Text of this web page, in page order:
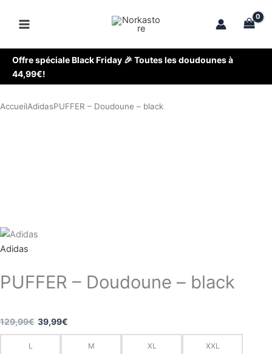
Offre spéciale Black Friday 🎉 Toutes les doudounes à
44,99€!
AccueilAdidasPUFFER – Doudoune – black
Adidas
PUFFER – Doudoune – black
129,99€ Le
39,99€
prix
L M XL XXL
quantité
de